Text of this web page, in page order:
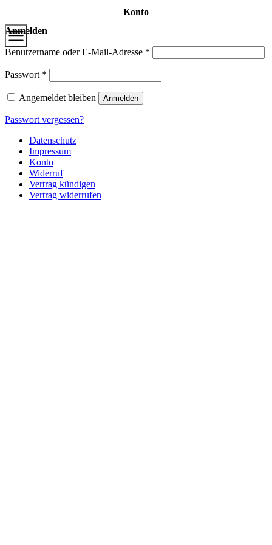
Hauptinhalt
Konto
Anmelden
Benutzername oder E-Mail-Adresse *
Passwort *
Angemeldet bleiben Anmelden
Passwort vergessen?
Datenschutz
Impressum
Konto
Widerruf
Vertrag kündigen
Vertrag widerrufen